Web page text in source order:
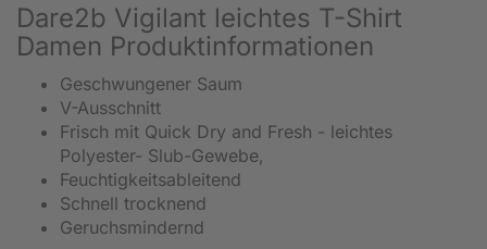
Dare2b Vigilant leichtes T-Shirt
Damen Produktinformationen
Geschwungener Saum
V-Ausschnitt
Frisch mit Quick Dry and Fresh - leichtes
Polyester- Slub-Gewebe,
Feuchtigkeitsableitend
Schnell trocknend
Geruchsmindernd